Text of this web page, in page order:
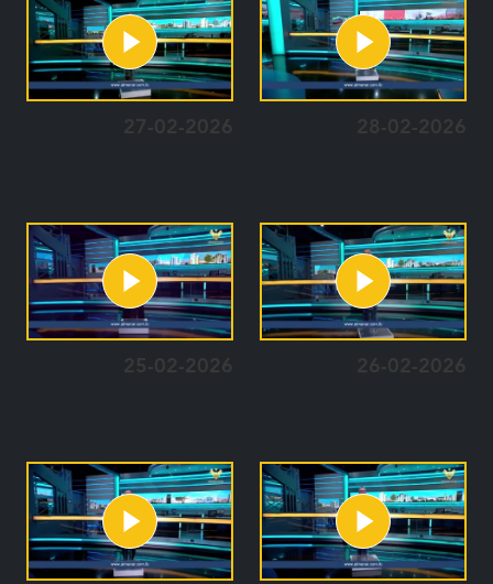
28-02-2026
27-02-2026
26-02-2026
25-02-2026